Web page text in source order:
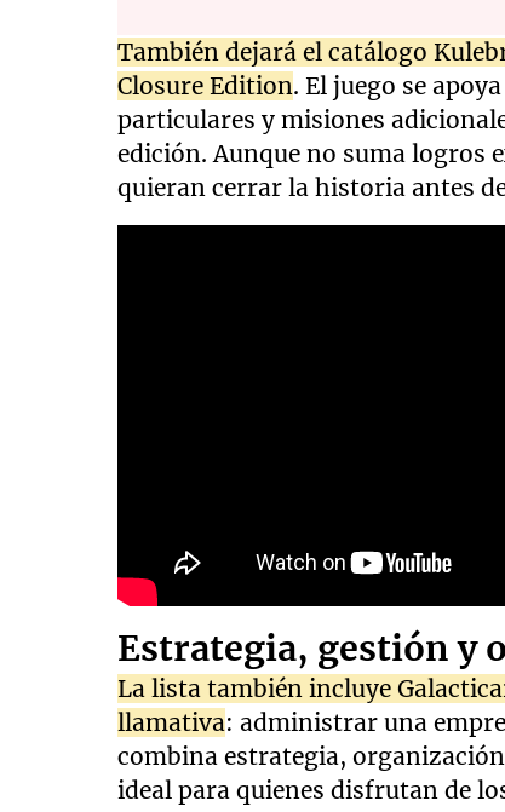
También dejará el catálogo
Closure Edition. El juego se
particulares y misiones
edición. Aunque no suma logros
quieran cerrar la historia antes
Estrategia, gestión y
La lista también incluye
llamativa: administrar una
combina estrategia,
ideal para quienes disfrutan de